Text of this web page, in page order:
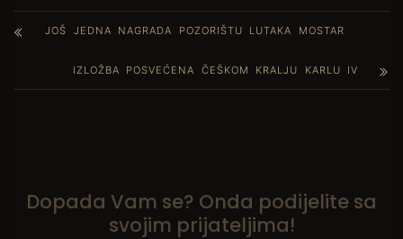
JOŠ JEDNA NAGRADA POZORIŠTU LUTAKA MOSTAR
IZLOŽBA POSVEĆENA ČEŠKOM KRALJU KARLU IV
Dopada Vam se? Onda podijelite sa
svojim prijateljima!